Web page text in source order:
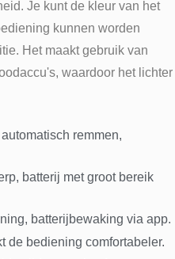
Je kunt de kleur van het
kunnen worden
Het maakt gebruik van
waardoor het lichter
remmen,
batterij met groot bereik
batterijbewaking via app.
de bediening comfortabeler.